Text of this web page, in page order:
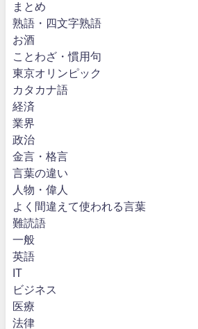
まとめ
熟語・四文字熟語
お酒
ことわざ・慣用句
東京オリンピック
カタカナ語
経済
業界
政治
金言・格言
言葉の違い
人物・偉人
よく間違えて使われる言葉
難読語
一般
英語
IT
ビジネス
医療
法律